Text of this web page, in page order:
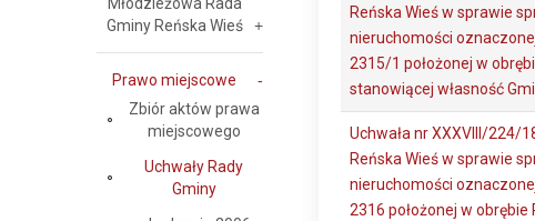
Reńska Wieś w sprawie
nieruchomości
2315/1 położonej w
stanowiącej własność
Uchwała nr XXXVIII/224/
Reńska Wieś w sprawie
nieruchomości
2316 położonej w obrębie
Gminy Reńska Wieś
Prawo miejscowe
Zbiór aktów prawa
miejscowego
Uchwały Rady
Gminy